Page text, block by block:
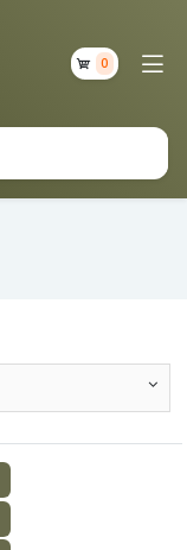
0